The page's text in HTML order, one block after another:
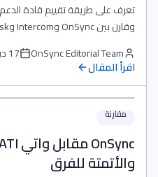
تعرف على طريقة تقييم قادة
بالذكاء الاصطناعي وتعاون الوكلاء.
OnSync Editorial Team 17 ديسمبر 2025
اقرأ المقال
مقارنة
والأتمتة للفرق